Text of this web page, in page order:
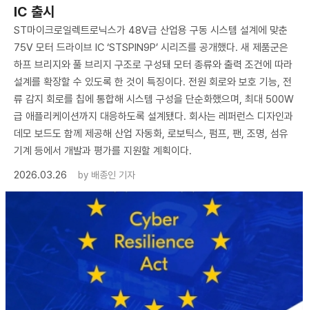
IC 출시
ST마이크로일렉트로닉스가 48V급 산업용 구동 시스템 설계에 맞춘
75V 모터 드라이브 IC ‘STSPIN9P’ 시리즈를 공개했다. 새 제품군은
하프 브리지와 풀 브리지 구조로 구성돼 모터 종류와 출력 조건에 따라
설계를 확장할 수 있도록 한 것이 특징이다. 전원 회로와 보호 기능, 전
류 감지 회로를 칩에 통합해 시스템 구성을 단순화했으며, 최대 500W
급 애플리케이션까지 대응하도록 설계됐다. 회사는 레퍼런스 디자인과
데모 보드도 함께 제공해 산업 자동화, 로보틱스, 펌프, 팬, 조명, 섬유
기계 등에서 개발과 평가를 지원할 계획이다.
2026.03.26
by 배종인 기자